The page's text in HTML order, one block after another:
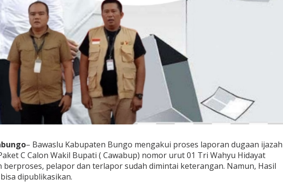
– Bawaslu Kabupaten Bungo mengakui proses laporan dugaan ijazah
C Calon Wakil Bupati ( Cawabup) nomor urut 01 Tri Wahyu Hidayat
berproses, pelapor dan terlapor sudah dimintai keterangan. Namun, Hasil
dipublikasikan.